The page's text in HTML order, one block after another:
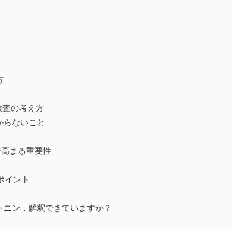
の考え方
ないこと
まる重要性
イント
ン，解釈できていますか？